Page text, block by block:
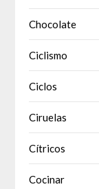
Chocolate
Ciclismo
Ciclos
Ciruelas
Cítricos
Cocinar